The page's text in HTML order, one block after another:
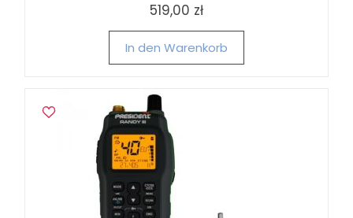
519,00 zł
In den Warenkorb